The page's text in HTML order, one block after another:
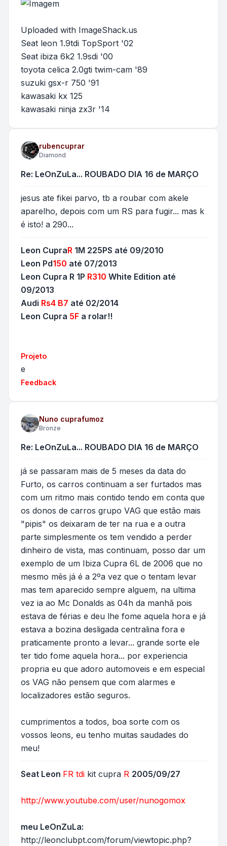
Uploaded with ImageShack.us
Seat leon 1.9tdi TopSport '02
Seat ibiza 6k2 1.9sdi '00
toyota celica 2.0gti twim-cam '89
suzuki gsx-r 750 '91
kawasaki kx 125
kawasaki ninja zx3r '14
rubencuprar
Diamond
Re: LeOnZuLa... ROUBADO DIA 16 de MARÇO
jesus ate fikei parvo, tb a roubar com akele
aparelho, depois com um RS para fugir... mas k
é isto! a 290...
Leon CupraR 1M 225PS até 09/2010
Leon Pd150 até 07/2013
Leon Cupra R 1P R310 White Edition até
09/2013
Audi Rs4 B7 até 02/2014
Leon Cupra 5F a rolar!!
Projeto
e
Feedback
Nuno cuprafumoz
Bronze
Re: LeOnZuLa... ROUBADO DIA 16 de MARÇO
já se passaram mais de 5 meses da data do
Furto, os carros continuam a ser furtados mas
com um ritmo mais contido tendo em conta que
os donos de carros grupo VAG que estão mais
"pipis" os deixaram de ter na rua e a outra
parte simplesmente os tem vendido a perder
dinheiro de vista, mas continuam, posso dar um
exemplo de um Ibiza Cupra 6L de 2006 que no
mesmo mês já é a 2ºa vez que o tentam levar
mas tem aparecido sempre alguem, na ultima
vez ia ao Mc Donalds as 04h da manhã pois
estava de férias e deu lhe fome aquela hora e já
estava a bozina desligada centralina fora e
praticamente pronto a levar... grande sorte ele
ter tido fome aquela hora... por experiencia
propria eu que adoro automoveis e em especial
os VAG não pensem que com alarmes e
localizadores estão seguros.
cumprimentos a todos, boa sorte com os
vossos leons, eu tenho muitas saudades do
meu!
Seat Leon FR tdi kit cupra R 2005/09/27
http://www.youtube.com/user/nunogomox
meu LeOnZuLa:
http://leonclubpt.com/forum/viewtopic.php?